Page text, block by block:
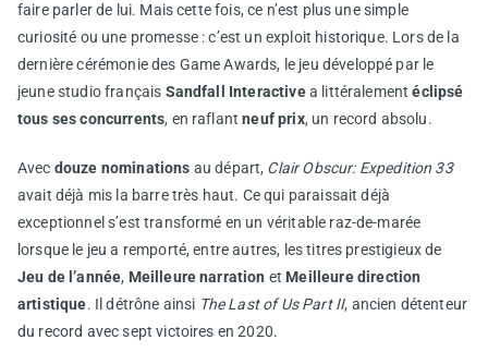
faire parler de lui. Mais cette fois, ce n’est plus une simple
curiosité ou une promesse : c’est un exploit historique. Lors de la
dernière cérémonie des Game Awards, le jeu développé par le
jeune studio français Sandfall Interactivea littéralementéclipsé
tous ses concurrents, en raflantneuf prix, un record absolu.
Avec douze nominations au départ, Clair Obscur: Expedition 33
avait déjà mis la barre très haut. Ce qui paraissait déjà
exceptionnel s’est transformé en un véritable raz-de-marée
lorsque le jeu a remporté, entre autres, les titres prestigieux de
Jeu de l’année, Meilleure narration et Meilleure direction
artistique. Il détrône ainsi The Last of Us Part II, ancien détenteur
du record avec sept victoires en 2020.